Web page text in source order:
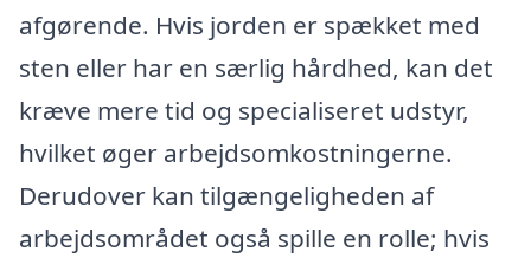
afgørende. Hvis jorden er spækket med
sten eller har en særlig hårdhed, kan det
kræve mere tid og specialiseret udstyr,
hvilket øger arbejdsomkostningerne.
Derudover kan tilgængeligheden af
arbejdsområdet også spille en rolle; hvis